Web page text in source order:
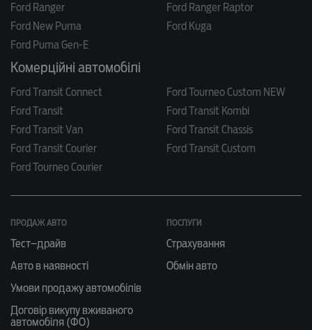
Ford Ranger
Ford Ranger Raptor
Ford New Puma
Ford Kuga
Ford Puma Gen-E
Комерційні автомобілі
Ford Transit Connect
Ford Tourneo Custom NEW
Ford Transit
Ford Transit Kombi
Ford Transit Van
Ford Transit Chassis
Ford Transit Courier
Ford Transit Custom
Ford Tourneo Courier
ПРОДАЖ АВТО
Тест–драйв
Авто в наявності
Умови продажу автомобілів
Договір викупу вживаного
автомобіля (ФО)
ПОСЛУГИ
Страхування
Обмін авто